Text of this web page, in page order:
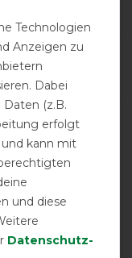
Technologien
Anzeigen zu
Dabei
(z.B.
erfolgt
kann mit
und diese
Daten­schutz­